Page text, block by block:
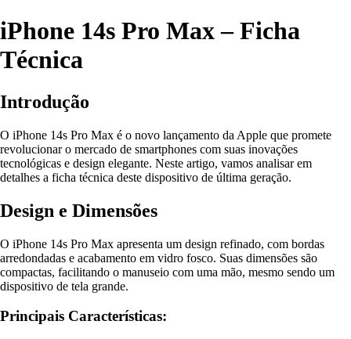
iPhone 14s Pro Max – Ficha
Técnica
Introdução
O iPhone 14s Pro Max é o novo lançamento da Apple que promete
revolucionar o mercado de smartphones com suas inovações
tecnológicas e design elegante. Neste artigo, vamos analisar em
detalhes a ficha técnica deste dispositivo de última geração.
Design e Dimensões
O iPhone 14s Pro Max apresenta um design refinado, com bordas
arredondadas e acabamento em vidro fosco. Suas dimensões são
compactas, facilitando o manuseio com uma mão, mesmo sendo um
dispositivo de tela grande.
Principais Características: